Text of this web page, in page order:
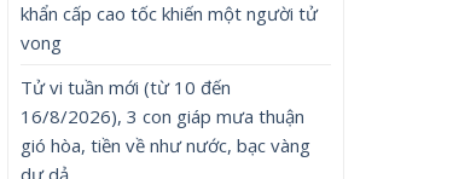
khẩn cấp cao tốc khiến một người tử
vong
Tử vi tuần mới (từ 10 đến
16/8/2026), 3 con giáp mưa thuận
gió hòa, tiền về như nước, bạc vàng
dư dả